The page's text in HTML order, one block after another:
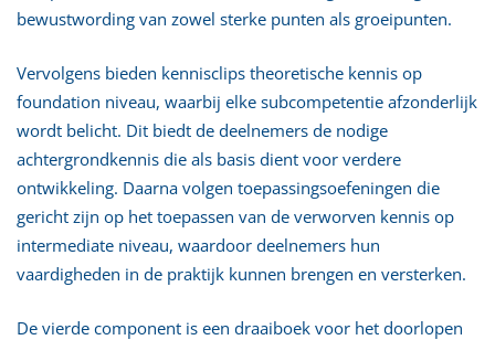
bewustwording van zowel sterke punten als groeipunten.
Vervolgens bieden kennisclips theoretische kennis op
foundation niveau, waarbij elke subcompetentie afzonderlijk
wordt belicht. Dit biedt de deelnemers de nodige
achtergrondkennis die als basis dient voor verdere
ontwikkeling. Daarna volgen toepassingsoefeningen die
gericht zijn op het toepassen van de verworven kennis op
intermediate niveau, waardoor deelnemers hun
vaardigheden in de praktijk kunnen brengen en versterken.
De vierde component is een draaiboek voor het doorlopen